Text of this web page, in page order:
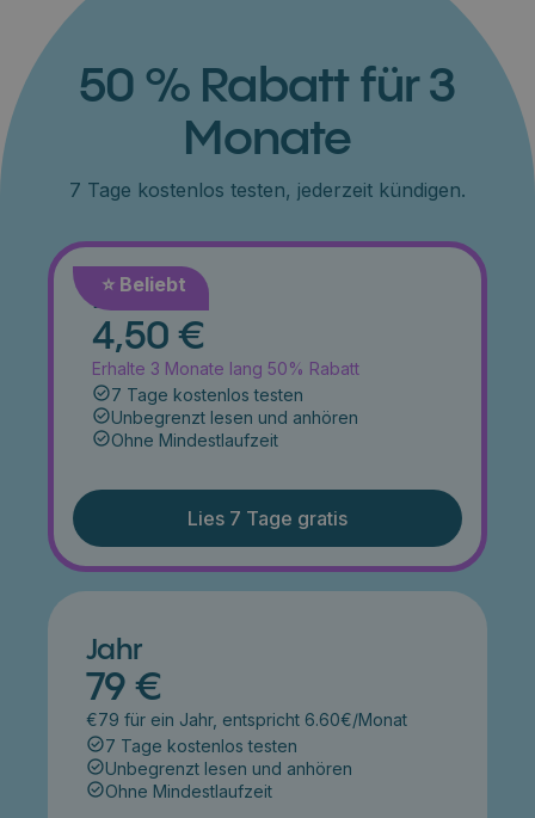
50 % Rabatt für 3
Monate
7 Tage kostenlos testen, jederzeit kündigen.
⭐️ Beliebt
Monat
4,50 €
Erhalte 3 Monate lang 50% Rabatt
7 Tage kostenlos testen
Unbegrenzt lesen und anhören
Ohne Mindestlaufzeit
Lies 7 Tage gratis
Jahr
79 €
€79 für ein Jahr, entspricht 6.60€/Monat
7 Tage kostenlos testen
Unbegrenzt lesen und anhören
Ohne Mindestlaufzeit